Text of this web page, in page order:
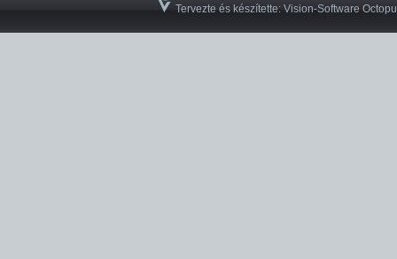
Tervezte és készítette:Vision-Software